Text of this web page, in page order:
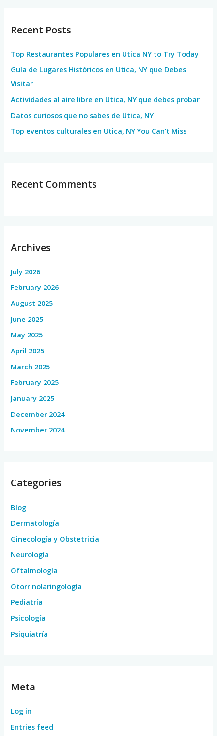
c
f
o
r
:
Recent Posts
Top Restaurantes Populares en Utica NY to Try Today
Guía de Lugares Históricos en Utica, NY que Debes
Visitar
Actividades al aire libre en Utica, NY que debes probar
Datos curiosos que no sabes de Utica, NY
Top eventos culturales en Utica, NY You Can’t Miss
Recent Comments
Archives
July 2026
February 2026
August 2025
June 2025
May 2025
April 2025
March 2025
February 2025
January 2025
December 2024
November 2024
Categories
Blog
Dermatología
Ginecología y Obstetricia
Neurología
Oftalmología
Otorrinolaringología
Pediatría
Psicología
Psiquiatría
Meta
Log in
Entries feed